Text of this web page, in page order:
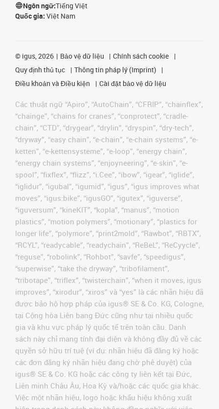
Ngôn ngữ:Tiếng Việt
Quốc gia: Việt Nam
© igus, 2026 Bảo vệ dữ liệu
Chính sách cookie
Quy định thủ tục
Thông tin pháp lý (Imprint)
Điều khoản và Điều kiện
Cài đặt bảo vệ dữ liệu
Các thuật ngữ “Apiro”, “AutoChain”, “CFRIP”, “chainflex”,
“chainge”, “chains for cranes”, “conprotect”, “cradle-
chain”, “CTD”, “drygear”, “drylin”, “dryspin”, “dry-tech”,
“dryway”, “easy chain”, “e-chain”, “e-chain systems”, “e-
ketten”, “e-kettensysteme”, “e-loop”, “energy chain”,
“energy chain systems”, “enjoyneering”, “e-skin”, “e-
spool”, “fixflex”, “flizz”, “i.Cee”, “ibow”, “igear”, “iglide”,
“iglidur”, “igubal”, “igumid”, “igus”, “igus improves what
moves”, “igus:bike”, “igusGO”, “igutex”, “iguverse”,
“iguversum”, “kineKIT”, “kopla”, “manus”, “motion
plastics”, “motion polymers”, “motionary”, “plastics for
longer life”, “polymore”, “print2mold”, “Rawbot”, “RBTX”,
“RCYL”, “readycable”, “readychain”, “ReBeL”, “ReCyycle”,
“reguse”, “robolink”, “Rohbot”, “savfe”, “speedigus”,
“superwise”, “take the dryway”, “tribofilament”,
“tribotape”, “triflex”, “twisterchain”, “when it moves, igus
improves”, “xirodur”, “xiros” và “yes” là các nhãn hiệu đã
được bảo hộ hợp pháp của igus® SE & Co. KG, Cologne,
tại Cộng hòa Liên bang Đức cũng như tại nhiều quốc
gia và khu vực pháp lý quốc tế trên toàn cầu. Danh
sách này chỉ mang tính đại diện và không đầy đủ về các
quyền sở hữu trí tuệ (ví dụ: nhãn hiệu đã đăng ký hoặc
các đơn đăng ký nhãn hiệu đang chờ phê duyệt) của
igus® SE & Co. KG hoặc các công ty liên kết tại Đức,
Liên minh Châu Âu, Hoa Kỳ và/hoặc các quốc gia khác.
Việc một nhãn hiệu, logo hoặc khẩu hiệu không xuất